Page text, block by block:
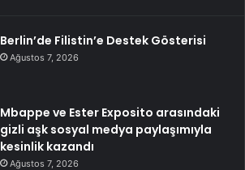
Berlin’de Filistin’e Destek Gösterisi
Ağustos 7, 2026
Mbappe ve Ester Exposito arasındaki
gizli aşk sosyal medya paylaşımıyla
kesinlik kazandı
Ağustos 7, 2026